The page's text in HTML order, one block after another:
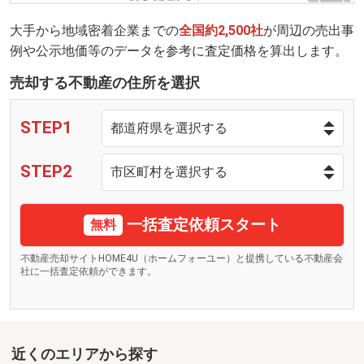
大手から地域密着企業までの全国約2,500社が周辺の売出事
例や公示地価等のデータを参考に査定価格を算出します。
売却する不動産の住所を選択
STEP1
STEP2
無料 一括査定依頼スタート
不動産売却サイトHOME4U（ホームフォーユー）と提携している不動産会
社に一括査定依頼ができます。
近くのエリアから探す